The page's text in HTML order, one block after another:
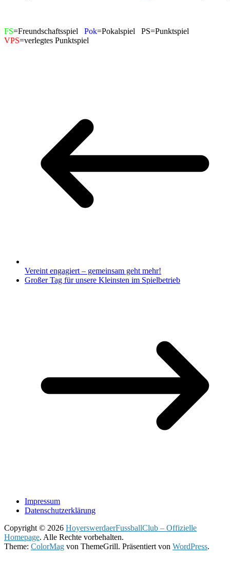
FS=Freundschaftsspiel Pok=Pokalspiel PS=Punktspiel
VPS=verlegtes Punktspiel
Vereint engagiert – gemeinsam geht mehr!
Großer Tag für unsere Kleinsten im Spielbetrieb
Impressum
Datenschutzerklärung
Copyright © 2026 HoyerswerdaerFussballClub – Offizielle
Homepage. Alle Rechte vorbehalten.
Theme: ColorMag von ThemeGrill. Präsentiert von WordPress.